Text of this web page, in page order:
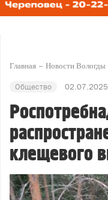
Главная Новости Вологды
Общество
клещевого